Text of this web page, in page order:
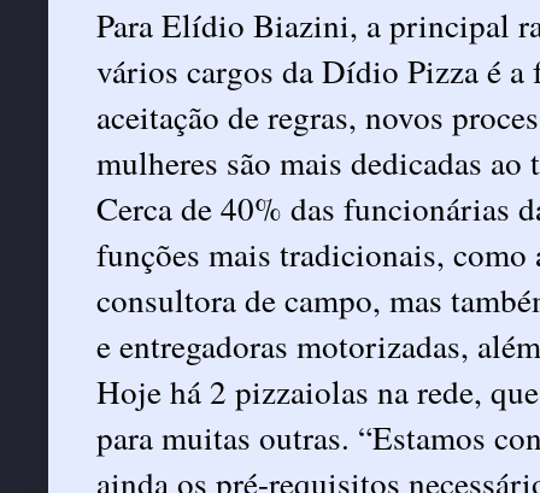
Para Elídio Biazini, a principal
vários cargos da Dídio Pizza é a
aceitação de regras, novos
mulheres são mais dedicadas
Cerca de 40% das funcionárias
funções mais tradicionais,
consultora de campo, mas
e entregadoras motorizadas,
Hoje há 2 pizzaiolas na rede,
para muitas outras. “Estamos
ainda os pré-requisitos